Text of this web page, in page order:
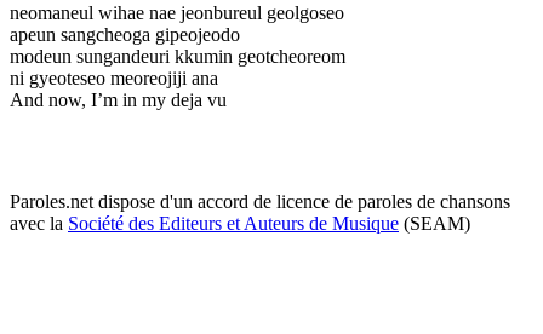
neomaneul wihae nae jeonbureul geolgoseo
apeun sangcheoga gipeojeodo
modeun sungandeuri kkumin geotcheoreom
ni gyeoteseo meoreojiji ana
And now, I’m in my deja vu
Paroles.net dispose d'un accord de licence de paroles de chansons
avec la Société des Editeurs et Auteurs de Musique (SEAM)